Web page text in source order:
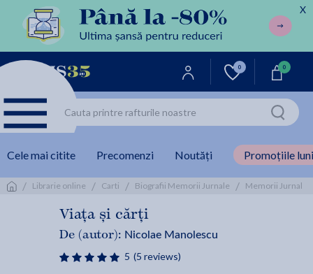
X
0 0
Cele mai citite Precomenzi Noutăți Promoțiile
/ Librarie online / Carti / Biografii Memorii Jurnale / Memorii Jurnal
Viața și cărți
De (autor): Nicolae Manolescu
5 (5 reviews)